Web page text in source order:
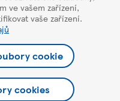
ve vašem zařízení,
vaše zařízení.
cookie
cookies